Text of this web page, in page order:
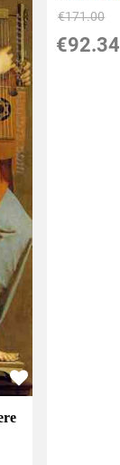
€171.00
€92.34